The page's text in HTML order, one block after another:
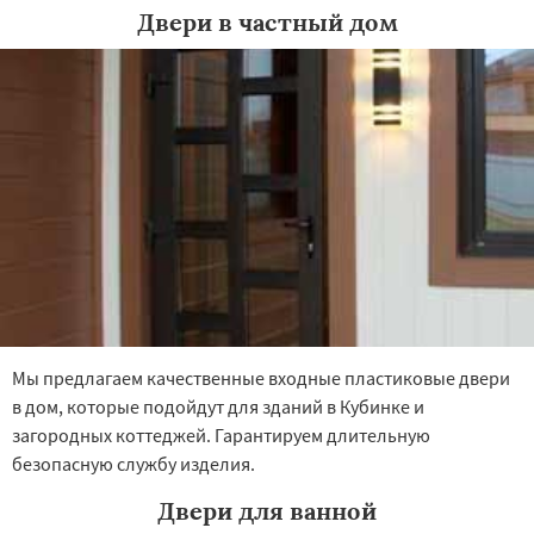
Двери в частный дом
Мы предлагаем качественные входные пластиковые двери
в дом, которые подойдут для зданий в Кубинке и
загородных коттеджей. Гарантируем длительную
безопасную службу изделия.
Двери для ванной